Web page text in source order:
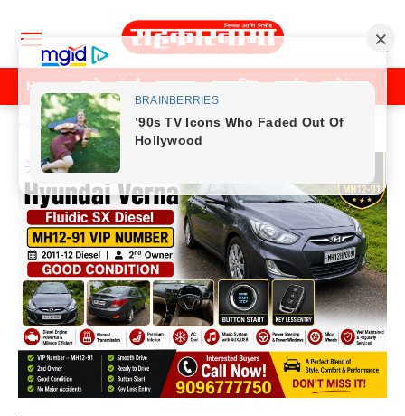
Home पुणे मुंबई महाराष्ट्र राजकीय क्राईम मनोरंजन
Home Previos News